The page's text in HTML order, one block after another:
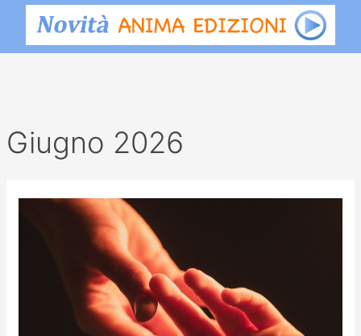
Giugno 2026